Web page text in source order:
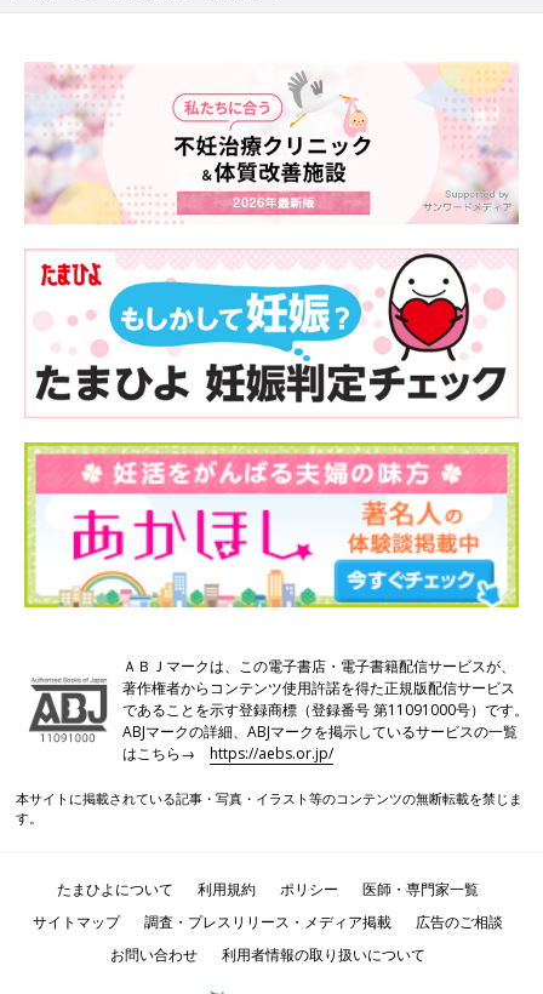
クリニック全体の妊娠率を上げるより、患者さん個人の妊娠のチ
ャンスを高めたいと思っています。妊活に不安を感じる方は、ま
ずはカウンセリングを受けてみてください。
私は不妊治療の経験のほかに抗加齢医学会にも所属しているの
で、妊活だけでなく、女性の健康、美容、長寿にも関わっていき
たいと思っています。将来的には包括的な治療ができるクリニッ
編集部より一言
とても話上手で気さくな山中先生です。カウンセリングを受けた
方のほとんどがそのまま患者さんになるというのも納得できる丁
寧な対応のクリニックでした。。
撮影／花田 梢 取材／中島博子
【神奈川県】ひとり
ひとりの妊娠しにく
い原因を探り、無駄
のない治療を目指
す。 治療費もわかり
【東京都】目的は「妊
娠」でなく「出産と子
育て」。 そのための最
短ルートを提案してく
れるクリニック
ＡＢＪマークは、この電子書店・電子書籍配信サービスが、
著作権者からコンテンツ使用許諾を得た正規版配信サービス
であることを示す登録商標（登録番号 第11091000号）です。
ABJマークの詳細、ABJマークを掲示しているサービスの一覧
はこちら→https://aebs.or.jp/
本サイトに掲載されている記事・写真・イラスト等のコンテンツの無断転載を禁じま
す。
たまひよについて 利用規約 ポリシー
医師・専門家一覧
サイトマップ
調査・プレスリリース・メディア掲載
広告のご相談
お問い合わせ
利用者情報の取り扱いについて